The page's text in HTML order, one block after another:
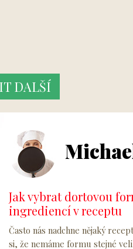
DALŠÍ
Jak vybrat dortovou
ingrediencí v receptu
Často nás nadchne nějaký
si, že nemáme formu stejné